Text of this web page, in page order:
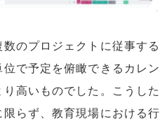
のプロジェクトに従事する
で予定を俯瞰できるカレン
高いものでした。こうした
らず、教育現場における行